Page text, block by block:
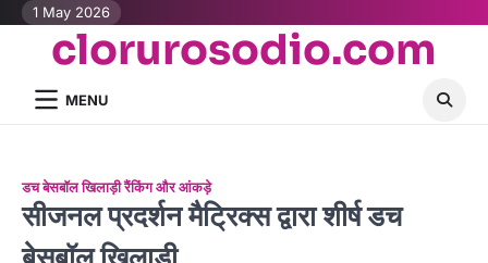
Skip
content
1 May 2026
clorurosodio.com
MENU
डच बेसबॉल खिलाड़ी रैंकिंग और आंकड़े
सीजनल प्रदर्शन मैट्रिक्स द्वारा शीर्ष डच